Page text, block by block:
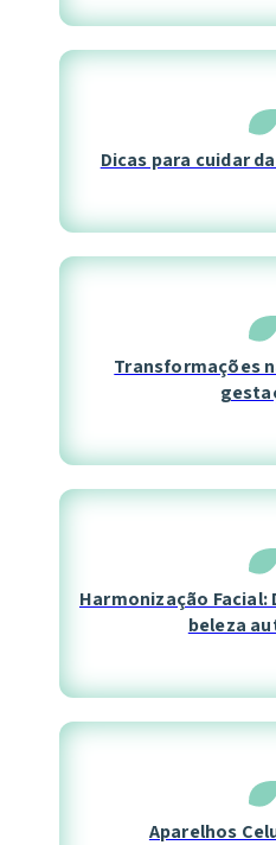
Dicas para cuidar
Transformações
Harmonização Facial:
beleza
Aparelhos